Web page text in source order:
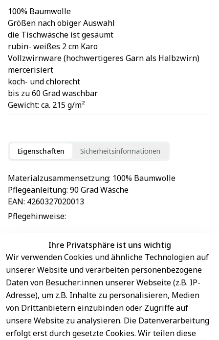
100% Baumwolle
Größen nach obiger Auswahl
die Tischwäsche ist gesäumt
rubin- weißes 2 cm Karo
Vollzwirnware (hochwertigeres Garn als Halbzwirn)
mercerisiert
koch- und chlorecht
bis zu 60 Grad waschbar
Gewicht: ca. 215 g/m²
Eigenschaften Sicherheitsinformationen
Materialzusammensetzung: 100% Baumwolle
Pflegeanleitung: 90 Grad Wäsche
EAN: 4260327020013
Pflegehinweise:
EU-Verantwortliche Person - klicken Sie für Details
Ihre Privatsphäre ist uns wichtig
Wir verwenden Cookies und ähnliche Technologien auf
unserer Website und verarbeiten personenbezogene
Daten von Besucher:innen unserer Webseite (z.B. IP-
Adresse), um z.B. Inhalte zu personalisieren, Medien
von Drittanbietern einzubinden oder Zugriffe auf
unsere Website zu analysieren. Die Datenverarbeitung
erfolgt erst durch gesetzte Cookies. Wir teilen diese